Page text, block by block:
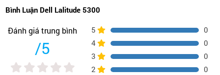
Bình Luận Dell Lalitude 5300
Đánh giá trung bình
/5
5
0
4
0
3
0
2
0